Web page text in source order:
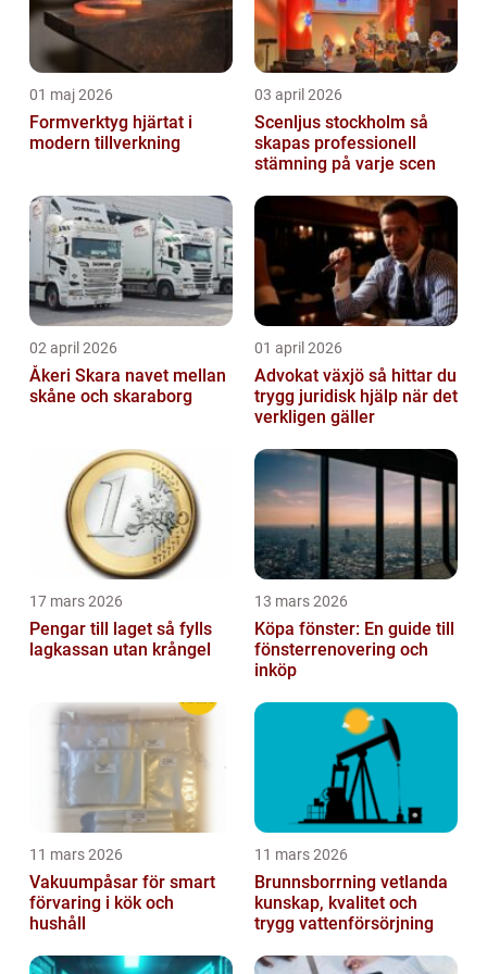
01 maj 2026
Formverktyg hjärtat i
modern tillverkning
03 april 2026
Scenljus stockholm så
skapas professionell
stämning på varje scen
02 april 2026
Åkeri Skara navet mellan
skåne och skaraborg
01 april 2026
Advokat växjö så hittar du
trygg juridisk hjälp när det
verkligen gäller
17 mars 2026
Pengar till laget så fylls
lagkassan utan krångel
13 mars 2026
Köpa fönster: En guide till
fönsterrenovering och
inköp
11 mars 2026
Vakuumpåsar för smart
förvaring i kök och
hushåll
11 mars 2026
Brunnsborrning vetlanda
kunskap, kvalitet och
trygg vattenförsörjning